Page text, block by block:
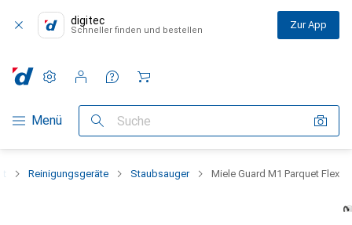
digitec
Schneller finden und bestellen Zur App
Navigation nach Kategorien
Menü Suche
Einstellungen
Kundenkonto
Vergleichslisten
Merklisten
Warenkorb
Reinigungsgeräte Staubsauger Miele Guard M1 Parquet Flex